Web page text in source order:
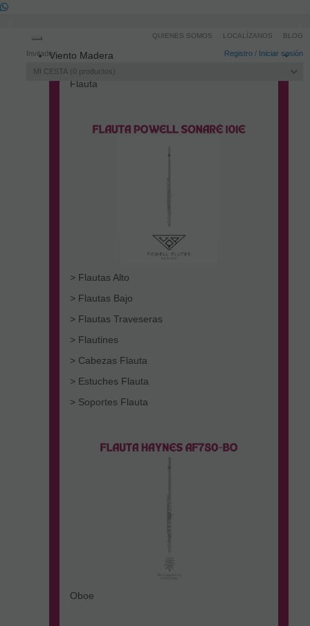
Invitado Registro / Iniciar sesión
MI CESTA 0 productos
QUIENES SOMOS LOCALÍZANOS BLOG
navigation
Viento Madera
Flauta
> Flautas Alto
> Flautas Bajo
> Flautas Traveseras
> Flautines
> Cabezas Flauta
> Estuches Flauta
> Soportes Flauta
Oboe